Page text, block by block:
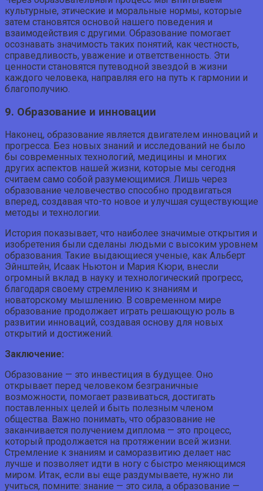
культурные, этические и моральные нормы, которые
затем становятся основой нашего поведения и
взаимодействия с другими. Образование помогает
осознавать значимость таких понятий, как честность,
справедливость, уважение и ответственность. Эти
ценности становятся путеводной звездой в жизни
каждого человека, направляя его на путь к гармонии и
благополучию.
9. Образование и инновации
Наконец, образование является двигателем инноваций и
прогресса. Без новых знаний и исследований не было
бы современных технологий, медицины и многих
других аспектов нашей жизни, которые мы сегодня
считаем само собой разумеющимися. Лишь через
образование человечество способно продвигаться
вперед, создавая что-то новое и улучшая существующие
методы и технологии.
История показывает, что наиболее значимые открытия и
изобретения были сделаны людьми с высоким уровнем
образования. Такие выдающиеся ученые, как Альберт
Эйнштейн, Исаак Ньютон и Мария Кюри, внесли
огромный вклад в науку и технологический прогресс,
благодаря своему стремлению к знаниям и
новаторскому мышлению. В современном мире
образование продолжает играть решающую роль в
развитии инноваций, создавая основу для новых
открытий и достижений.
Заключение:
Образование — это инвестиция в будущее. Оно
открывает перед человеком безграничные
возможности, помогает развиваться, достигать
поставленных целей и быть полезным членом
общества. Важно понимать, что образование не
заканчивается получением диплома — это процесс,
который продолжается на протяжении всей жизни.
Стремление к знаниям и саморазвитию делает нас
лучше и позволяет идти в ногу с быстро меняющимся
миром. Итак, если вы еще раздумываете, нужно ли
учиться, помните: знание — это сила, а образование —